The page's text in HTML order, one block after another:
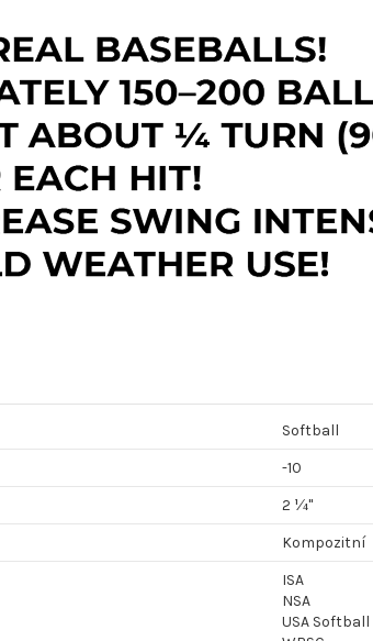
Softball
-10
2 ¼"
Kompozitní
ISA
NSA
USA Softball